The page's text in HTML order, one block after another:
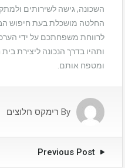
השכונה, גישה לשירותים
החלטה מושכלת בעת חיפוש
לרווחת משפחתכם על ידי
ותהיו בדרך הנכונה ליצירת
ומטפח אותם.
By רימקס חלוצים
Previous Post